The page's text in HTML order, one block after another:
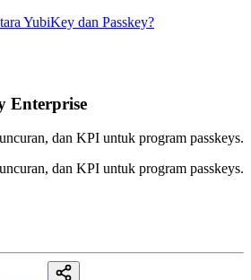
YubiKey dan Passkey?
Enterprise
dan KPI untuk program passkeys.
dan KPI untuk program passkeys.